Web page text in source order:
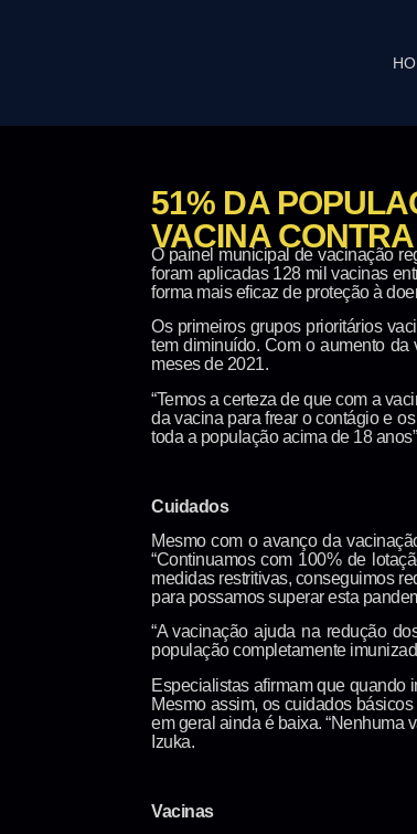
51% DA
VACINA
O painel municipal de vacinação
foram aplicadas 128 mil vacinas
forma mais eficaz de proteção à
Os primeiros grupos prioritários
tem diminuído. Com o aumento
meses de 2021.
“Temos a certeza de que com a
da vacina para frear o contágio e
toda a população acima de 18
Cuidados
Mesmo com o avanço da
“Continuamos com 100% de
medidas restritivas, conseguimos
para possamos superar esta
“A vacinação ajuda na redução
população completamente
Especialistas afirmam que quando
Mesmo assim, os cuidados
em geral ainda é baixa. “Nenhuma
Izuka.
Vacinas